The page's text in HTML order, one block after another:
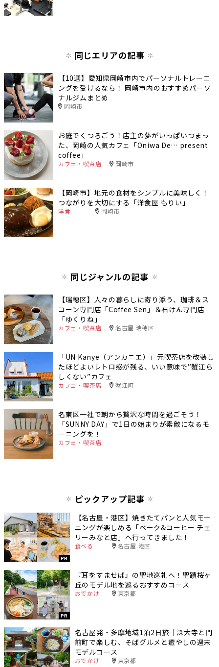
同じエリアの記事
【10選】愛知県岡崎市内でパーソナルトレーニ
ングを受けるなら！ 岡崎市内のおすすめパーソ
ナルジムまとめ
岡崎市
お庭でくつろごう！店主の夢がいっぱいつまっ
た、岡崎の人気カフェ「Oniwa De… present
coffee」
カフェ・喫茶店 岡崎市
【岡崎市】地元の食材をシンプルに美味しく！
つながりを大切にする「洋食屋 もりい」
洋食 岡崎市
同じジャンルの記事
【瑞穂区】人々の暮らしに寄り添う、珈琲＆ス
コーン専門店「Coffee Sen」＆石けん専門店
「ゆくりね」
カフェ・喫茶店 名古屋 瑞穂区
「UN Kanye（アンカニエ）」元喫茶店を改装し
たほどよいレトロ感が残る、いい意味で”蟹江ら
しくない”カフェ
カフェ・喫茶店 蟹江町
名東区一社で朝から贅沢な時間を過ごそう！
「SUNNY DAY」で1日の始まりが素敵になるモ
ーニングを！
カフェ・喫茶店
ピックアップ記事
PR
【名古屋・港区】焼きたてパンと人気モー
ニングが楽しめる「ベーク&コーヒー チェ
リーみなと店」へ行ってきました！
食べる 名古屋 港区
PR
『耳をすませば』の聖地巡礼へ！聖蹟桜ヶ
丘のモデル地を巡るおすすめコース
おでかけ 東京都
名古屋発・多摩地域1泊2日旅｜深大寺と門
前町で楽しむ、そばグルメと癒やしの週末
モデルコース
おでかけ 東京都